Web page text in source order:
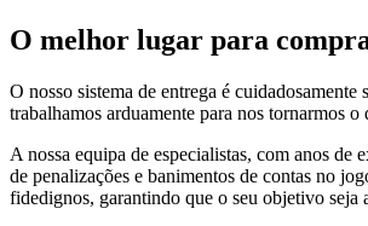
O melhor lugar para
O nosso sistema de entrega é
trabalhamos arduamente para nos tornarmos
A nossa equipa de especialistas, com anos
de penalizações e banimentos de contas no
fidedignos, garantindo que o seu objetivo seja